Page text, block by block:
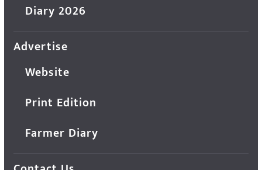
Diary 2026
Advertise
Website
Print Edition
Farmer Diary